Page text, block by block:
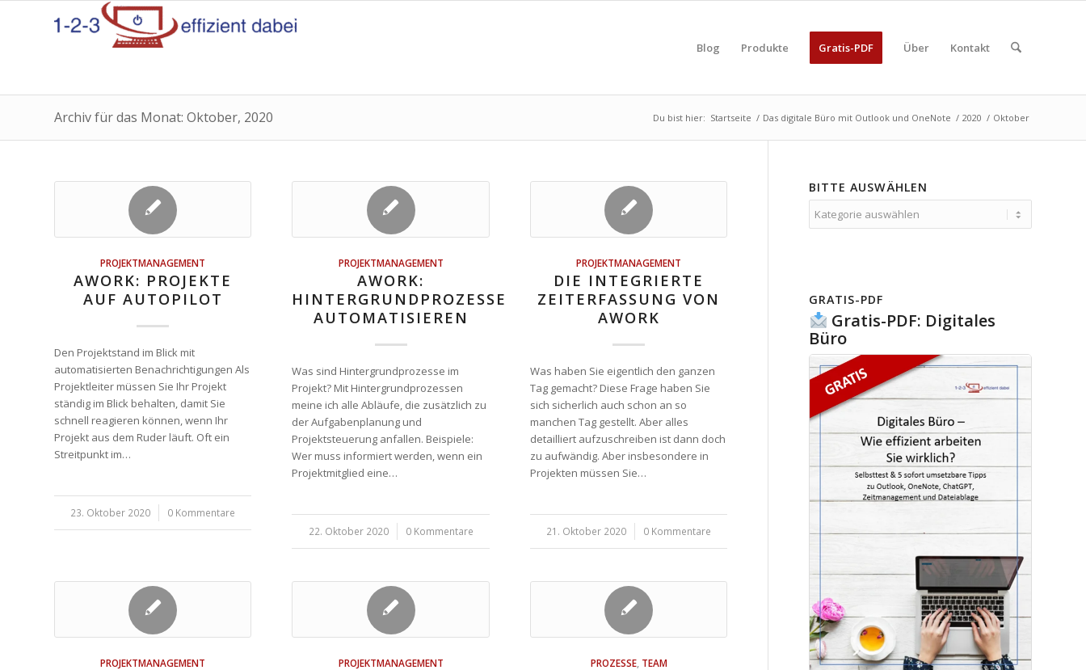
Blog Produkte Gratis-PDF Über Kontakt
Archiv für das Monat: Oktober, 2020 Du bist hier: Startseite / Das digitale Büro mit Outlook und OneNote / 2020 / Oktober
PROJEKTMANAGEMENT
AWORK: PROJEKTE
AUF AUTOPILOT
Den Projektstand im Blick mit
automatisierten Benachrichtigungen Als
Projektleiter müssen Sie Ihr Projekt
ständig im Blick behalten, damit Sie
schnell reagieren können, wenn Ihr
Projekt aus dem Ruder läuft. Oft ein
Streitpunkt im…
23. Oktober 2020
/ 0 Kommentare
PROJEKTMANAGEMENT
AWORK:
HINTERGRUNDPROZESSE
AUTOMATISIEREN
Was sind Hintergrundprozesse im
Projekt? Mit Hintergrundprozessen
meine ich alle Abläufe, die zusätzlich zu
der Aufgabenplanung und
Projektsteuerung anfallen. Beispiele:
Wer muss informiert werden, wenn ein
Projektmitglied eine…
22. Oktober 2020
/ 0 Kommentare
PROJEKTMANAGEMENT
DIE INTEGRIERTE
ZEITERFASSUNG VON
AWORK
Was haben Sie eigentlich den ganzen
Tag gemacht? Diese Frage haben Sie
sich sicherlich auch schon an so
manchen Tag gestellt. Aber alles
detailliert aufzuschreiben ist dann doch
zu aufwändig. Aber insbesondere in
Projekten müssen Sie…
21. Oktober 2020
/ 0 Kommentare
PROJEKTMANAGEMENT PROJEKTMANAGEMENT PROZESSE, TEAM
BITTE AUSWÄHLEN
auswählen
GRATIS-PDF
Gratis-PDF: Digitales
Büro